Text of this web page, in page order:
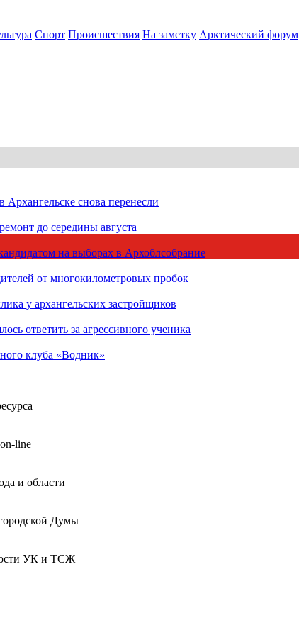
Спорт Происшествия На заметку Арктический форум
снова перенесли
до середины августа
на выборах в Архоблсобрание
от многокилометровых пробок
у архангельских застройщиков
ответить за агрессивного ученика
клуба «Водник»
line
и области
Думы
УК и ТСЖ